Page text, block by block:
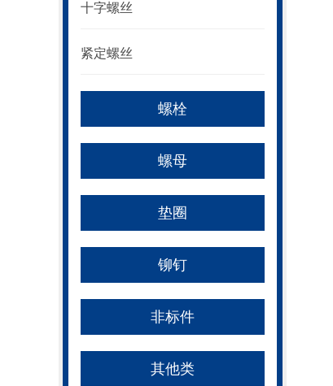
十字螺丝
紧定螺丝
螺栓
螺母
垫圈
铆钉
非标件
其他类